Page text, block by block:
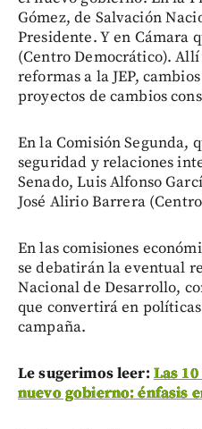
Gómez, de Salvación
Presidente. Y en Cámara
(Centro Democrático).
reformas a la JEP,
proyectos de cambios
En la Comisión Segunda,
seguridad y relaciones
Senado, Luis Alfonso
José Alirio Barrera
En las comisiones
se debatirán la eventual
Nacional de Desarrollo,
que convertirá en
campaña.
Le sugerimos leer: Las
nuevo gobierno: énfasis